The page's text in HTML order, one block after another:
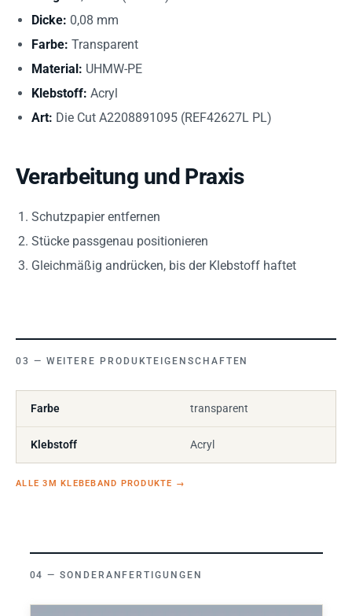
Dicke: 0,08 mm
Farbe: Transparent
Material: UHMW-PE
Klebstoff: Acryl
Art: Die Cut A2208891095 (REF42627L PL)
Verarbeitung und Praxis
Schutzpapier entfernen
Stücke passgenau positionieren
Gleichmäßig andrücken, bis der Klebstoff haftet
WEITERE PRODUKTEIGENSCHAFTEN
Farbe transparent
Klebstoff Acryl
ALLE 3M KLEBEBAND PRODUKTE →
SONDERANFERTIGUNGEN